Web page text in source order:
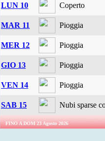
LUN 10 Coperto
MAR 11 Pioggia
MER 12 Pioggia
GIO 13 Pioggia
VEN 14 Pioggia
SAB 15 Nubi sparse
FINO A DOM 23 Agosto 2026